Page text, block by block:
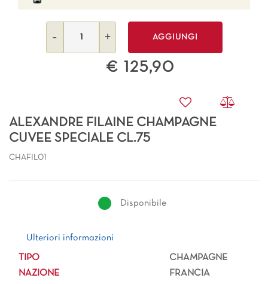
AGGIUNGI
€ 125,90
ALEXANDRE FILAINE CHAMPAGNE
CUVEE SPECIALE CL.75
CHAFIL01
Disponibile
Ulteriori informazioni
Ulteriori informazioni
TIPO
CHAMPAGNE
NAZIONE
FRANCIA